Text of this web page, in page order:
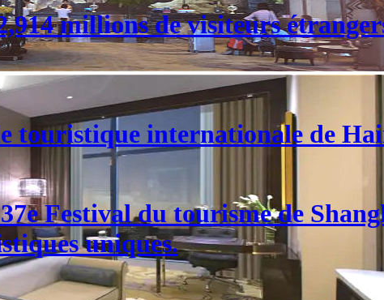
millions de visiteurs
touristique internationale de
Festival du tourisme de
uniques.